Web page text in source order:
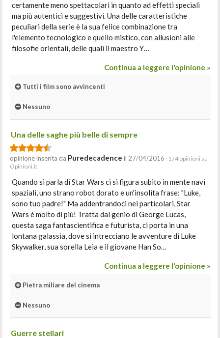
certamente meno spettacolari in quanto ad effetti speciali
ma più autentici e suggestivi. Una delle caratteristiche
peculiari della serie è la sua felice combinazione tra
l'elemento tecnologico e quello mistico, con allusioni alle
filosofie orientali, delle quali il maestro Y…
Continua a leggere l'opinione »
Tutti i film sono avvincenti
Nessuno
Una delle saghe più belle di sempre
opinione inserita da Puredecadence il 27/04/2016 · 174 opinioni su
Opinioni.it
Quando si parla di Star Wars ci si figura subito in mente navi
spaziali, uno strano robot dorato e un'insolita frase: "Luke,
sono tuo padre!" Ma addentrandoci nei particolari, Star
Wars è molto di più! Tratta dal genio di George Lucas,
questa saga fantascientifica e futurista, ci porta in una
lontana galassia, dove si intrecciano le avventure di Luke
Skywalker, sua sorella Leia e il giovane Han So…
Continua a leggere l'opinione »
Pietra miliare del cinema
Nessuno
Guerre stellari